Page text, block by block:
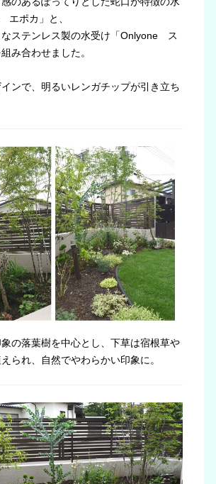
ポカ」と、
なステンレス製の水受け「Onlyone ス
み合わせました。
ンで、明るいレンガチップが引き立ち
の落葉樹を中心とし、下草は宿根草や
られ、自然でやわらかい印象に。